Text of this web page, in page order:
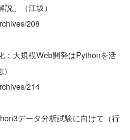
」（江坂）
208
：大規模Web開発はPythonを活
214
データ分析試験に向けて（行